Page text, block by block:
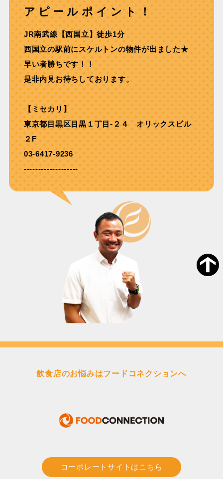
アピールポイント！
JR南武線【⻄国⽴】徒歩1分
西国立の駅前にスケルトンの物件が出ました★
早い者勝ちです！！
是非内見お待ちしております。
【ミセカリ】
東京都目黒区目黒１丁目-２４ オリックスビル
２F
03-6417-9236
-------------------
飲食店のお悩みはフードコネクションへ
コーポレートサイトはこちら